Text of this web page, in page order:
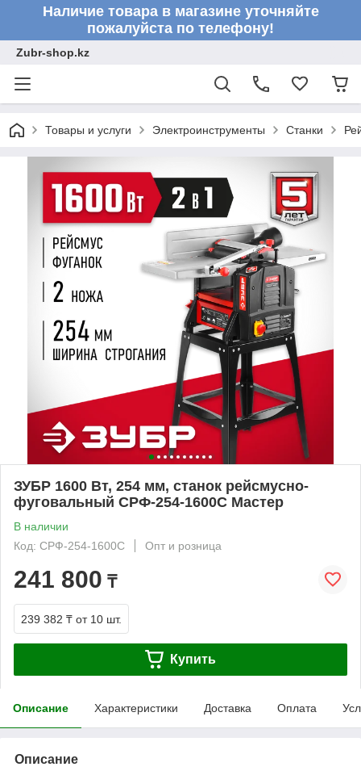
Наличие товара в магазине уточняйте
пожалуйста по телефону!
Zubr-shop.kz
Товары и услуги Электроинструменты Станки
ЗУБР 1600 Вт, 254 мм, станок рейсмусно-
фуговальный СРФ-254-1600С Мастер
В наличии
Код: СРФ-254-1600С
Опт и розница
241 800 ₸
239 382 ₸ от 10 шт.
Купить
Описание Характеристики Доставка Оплата
Описание